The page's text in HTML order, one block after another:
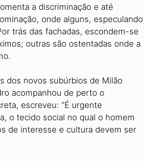
a discriminação e até
onde alguns, especulando
trás das fachadas, escondem-se
outras são ostentadas onde a
dos novos subúrbios de Milão
acompanhou de perto o
escreveu: “É urgente
o tecido social no qual o homem
de interesse e cultura devem ser